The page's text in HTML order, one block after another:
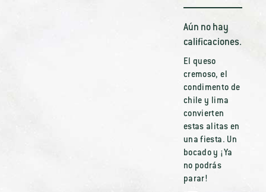
Aún no hay
calificaciones.
El queso
cremoso, el
condimento de
chile y lima
convierten
estas alitas en
una fiesta. Un
bocado y ¡Ya
no podrás
parar!